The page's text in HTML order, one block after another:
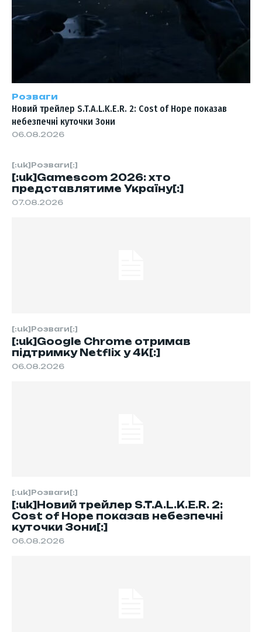
[:uk]Розваги[:]
[:uk]Gamescom 2026: хто
представлятиме Україну[:]
07.08.2026
[:uk]Розваги[:]
[:uk]Google Chrome отримав
підтримку Netflix у 4K[:]
06.08.2026
[:uk]Розваги[:]
[:uk]Новий трейлер S.T.A.L.K.E.R. 2:
Cost of Hope показав небезпечні
куточки Зони[:]
06.08.2026
Розваги
Новий трейлер S.T.A.L.K.E.R. 2: Cost of Hope показав
небезпечні куточки Зони
06.08.2026